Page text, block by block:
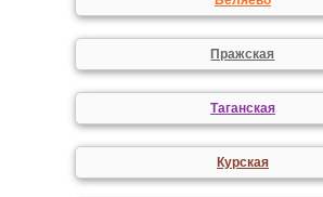
Пражская
Таганская
Курская